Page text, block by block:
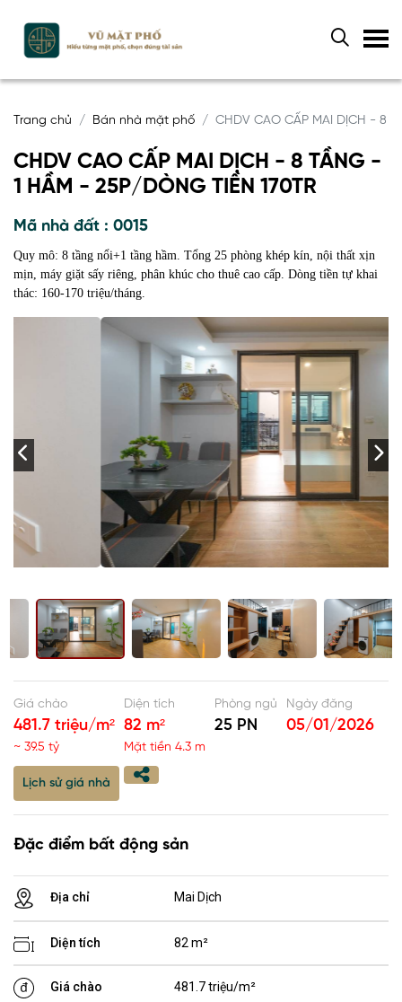
Trang chủ Bán nhà mặt phố CHDV CAO CẤP MAI DỊCH - 8
CHDV CAO CẤP MAI DỊCH - 8 TẦNG -
1 HẦM - 25P/DÒNG TIỀN 170TR
Mã nhà đất : 0015
Quy mô: 8 tầng nổi+1 tầng hầm. Tổng 25 phòng khép kín, nội thất xịn
mịn, máy giặt sấy riêng, phân khúc cho thuê cao cấp. Dòng tiền tự khai
thác: 160-170 triệu/tháng.
Giá chào
481.7 triệu/m²
~ 39.5 tỷ
Diện tích
82 m²
Mặt tiền 4.3 m
Phòng ngủ
25 PN
Ngày đăng
05/01/2026
Lịch sử giá nhà
Đặc điểm bất động sản
Địa chỉ Mai Dịch
Diện tích 82 m²
Giá chào 481.7 triệu/m²